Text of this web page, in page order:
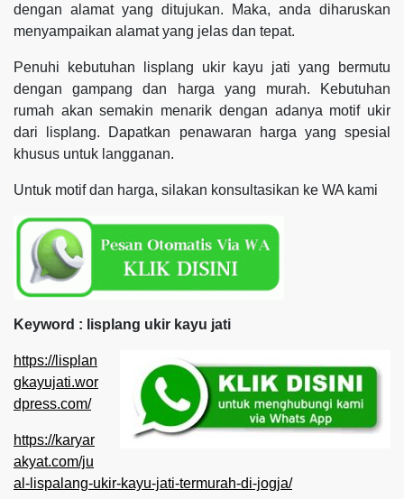
dengan alamat yang ditujukan. Maka, anda diharuskan
menyampaikan alamat yang jelas dan tepat.
Penuhi kebutuhan lisplang ukir kayu jati yang bermutu
dengan gampang dan harga yang murah. Kebutuhan
rumah akan semakin menarik dengan adanya motif ukir
dari lisplang. Dapatkan penawaran harga yang spesial
khusus untuk langganan.
Untuk motif dan harga, silakan konsultasikan ke WA kami
Keyword : lisplang ukir kayu jati
https://lisplan
gkayujati.wor
dpress.com/
https://karyar
akyat.com/ju
al-lispalang-ukir-kayu-jati-termurah-di-jogja/